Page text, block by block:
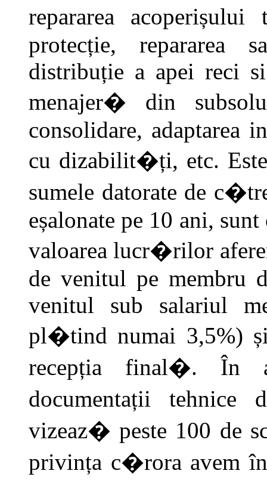
repararea
protecție, repararea
distribuție a apei reci
menajer� din
consolidare, adaptarea
cu dizabilit�ți, etc.
sumele datorate de
eșalonate pe 10 ani,
valoarea lucr�rilor
de venitul pe membru
venitul sub salariul
pl�tind numai 3,5%)
recepția final�. În
documentații tehnice
vizeaz� peste 100 de
privința c�rora avem